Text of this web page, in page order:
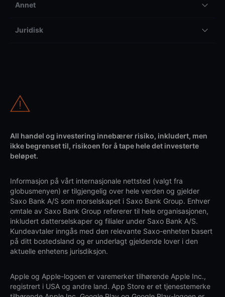
Annet
Juridisk
All handel og investering innebærer risiko, inkludert, men
ikke begrenset til, risikoen for å tape hele det investerte
beløpet.
Informasjon på vårt internasjonale nettsted (valgt fra
globusmenyen) er tilgjengelig over hele verden og gjelder
Saxo Bank A/S som morselskapet i Saxo Bank Group. Enhver
omtale av Saxo Bank Group refererer til hele organisasjonen,
inkludert datterselskaper og filialer under Saxo Bank A/S.
Kundeavtaler inngås med den relevante Saxo-enheten basert
på ditt bostedsland og er underlagt gjeldende lover i den
aktuelle enhetens jurisdiksjon.
Apple og Apple-logoen er varemerker tilhørende Apple Inc.,
registrert i USA og andre land. App Store er et tjenestemerke